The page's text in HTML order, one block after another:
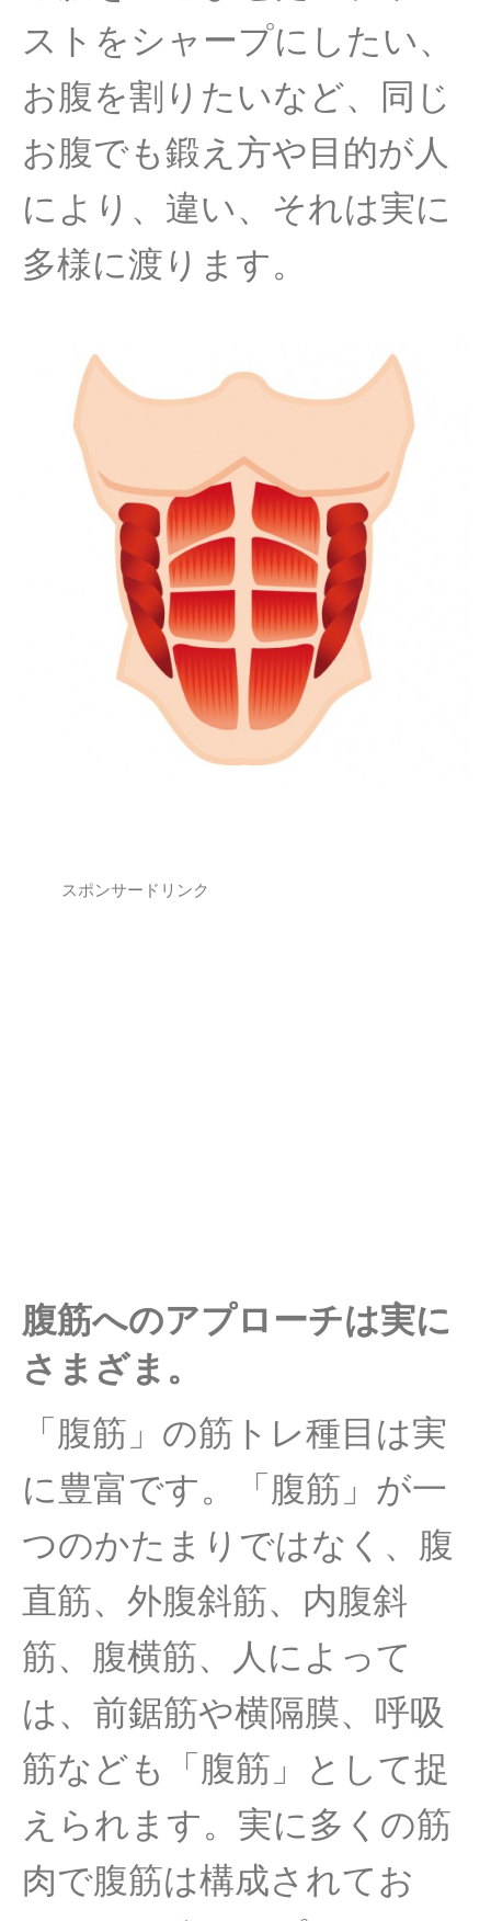
ストをシャープにしたい、
お腹を割りたいなど、同じ
お腹でも鍛え方や目的が人
により、違い、それは実に
多様に渡ります。
スポンサードリンク
腹筋へのアプローチは実に
さまざま。
「腹筋」の筋トレ種目は実
に豊富です。「腹筋」が一
つのかたまりではなく、腹
直筋、外腹斜筋、内腹斜
筋、腹横筋、人によって
は、前鋸筋や横隔膜、呼吸
筋なども「腹筋」として捉
えられます。実に多くの筋
肉で腹筋は構成されてお